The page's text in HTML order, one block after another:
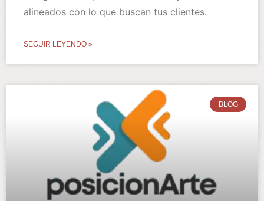
alineados con lo que buscan tus clientes.
SEGUIR LEYENDO »
BLOG